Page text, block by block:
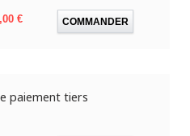
€ COMMANDER
paiement tiers